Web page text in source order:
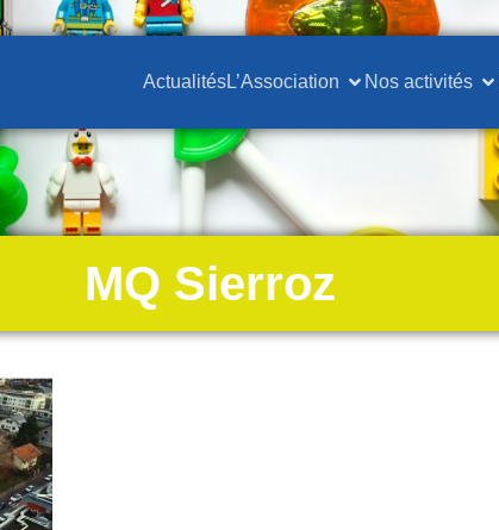
ActualitésL’Association Nos activités
MQ Sierroz